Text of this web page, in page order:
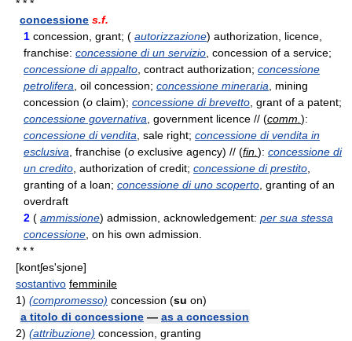
* * *
concessione s.f.
1 concession, grant; ( autorizzazione) authorization, licence,
franchise: concessione di un servizio, concession of a service;
concessione di appalto, contract authorization; concessione
petrolifera, oil concession; concessione mineraria, mining
concession (o claim); concessione di brevetto, grant of a patent;
concessione governativa, government licence // (comm.):
concessione di vendita, sale right; concessione di vendita in
esclusiva, franchise (o exclusive agency) // (fin.): concessione di
un credito, authorization of credit; concessione di prestito,
granting of a loan; concessione di uno scoperto, granting of an
overdraft
2 ( ammissione) admission, acknowledgement: per sua stessa
concessione, on his own admission.
* * *
[kontʃes'sjone]
sostantivo femminile
1) (compromesso) concession (su on)
a titolo di concessione — as a concession
2) (attribuzione) concession, granting